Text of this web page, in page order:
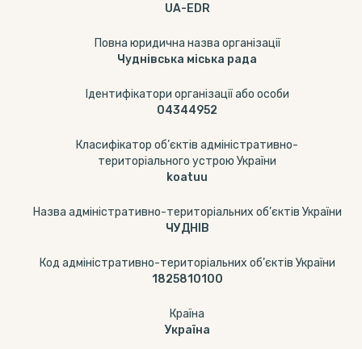
UA-EDR
Повна юридична назва організації
Чуднівська міська рада
Ідентифікатори організації або особи
04344952
Класифікатор об’єктів адміністративно-
територіального устрою України
koatuu
Назва адміністративно-територіальних об’єктів України
ЧУДНІВ
Код адміністративно-територіальних об’єктів України
1825810100
Країна
Україна